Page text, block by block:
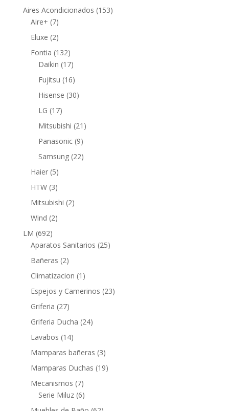
productos
Aires Acondicionados 153153
Aire+ 77
productos
Eluxe 22
productos
Fontia 132132
productos
Daikin 1717
productos
Fujitsu 1616
productos
Hisense 3030
LG 1717
productos
Mitsubishi 21 21
Panasonic 99
productos
Samsung 2222
Haier 55
productos
HTW 33
productos
Mitsubishi 22
Wind 22
LM 692692
productos
Aparatos Sanitarios 2525
Bañeras 22
productos
Climatizacion 1 1
producto
Espejos y Camerinos 2323
Griferia 2727
productos
Griferia Ducha 2424
Lavabos 1414
productos
Mamparas bañeras 33
productos
Mamparas Duchas 1919
Mecanismos 77
productos
Serie Miluz 66
productos